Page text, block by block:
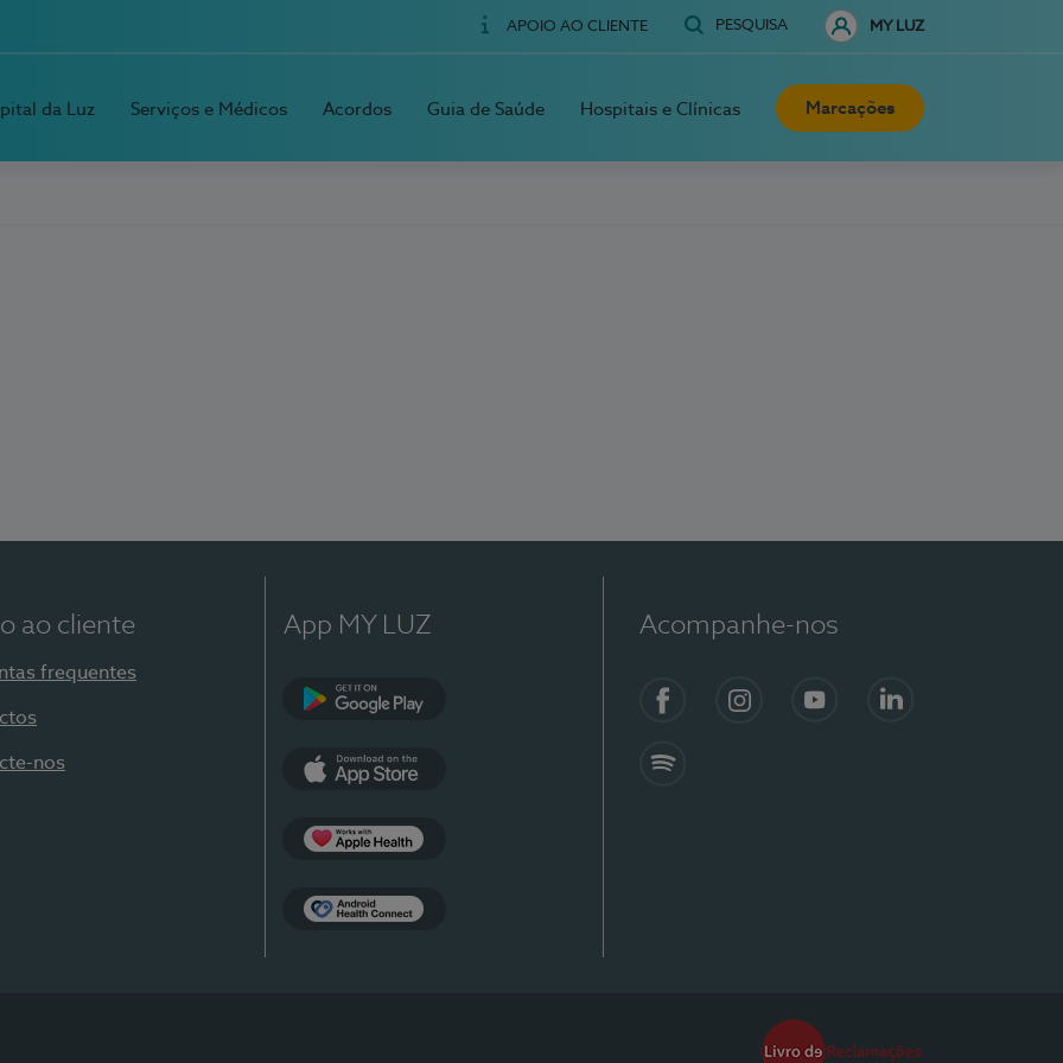
APOIO AO CLIENTE PESQUISA MY LUZ
da Luz Serviços e Médicos Acordos Guia de Saúde Hospitais e Clínicas Marcações
ao cliente
frequentes
nos
App MY LUZ Acompanhe-nos